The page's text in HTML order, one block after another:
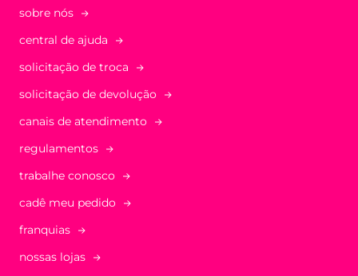
sobre nós
central de ajuda
solicitação de troca
solicitação de devolução
canais de atendimento
regulamentos
trabalhe conosco
cadê meu pedido
franquias
nossas lojas